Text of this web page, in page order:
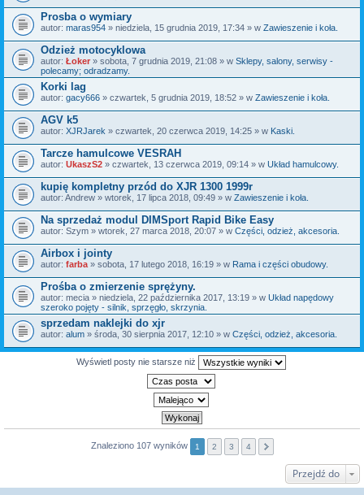
Prosba o wymiary
autor: maras954 » niedziela, 15 grudnia 2019, 17:34 » w Zawieszenie i koła.
Odzież motocyklowa
autor: Łoker » sobota, 7 grudnia 2019, 21:08 » w Sklepy, salony, serwisy -
polecamy; odradzamy.
Korki lag
autor: gacy666 » czwartek, 5 grudnia 2019, 18:52 » w Zawieszenie i koła.
AGV k5
autor: XJRJarek » czwartek, 20 czerwca 2019, 14:25 » w Kaski.
Tarcze hamulcowe VESRAH
autor: UkaszS2 » czwartek, 13 czerwca 2019, 09:14 » w Układ hamulcowy.
kupię kompletny przód do XJR 1300 1999r
autor: Andrew » wtorek, 17 lipca 2018, 09:49 » w Zawieszenie i koła.
Na sprzedaż modul DIMSport Rapid Bike Easy
autor: Szym » wtorek, 27 marca 2018, 20:07 » w Części, odzież, akcesoria.
Airbox i jointy
autor: farba » sobota, 17 lutego 2018, 16:19 » w Rama i części obudowy.
Prośba o zmierzenie sprężyny.
autor: mecia » niedziela, 22 października 2017, 13:19 » w Układ napędowy
szeroko pojęty - silnik, sprzęgło, skrzynia.
sprzedam naklejki do xjr
autor: alum » środa, 30 sierpnia 2017, 12:10 » w Części, odzież, akcesoria.
Wyświetl posty nie starsze niż
Znaleziono 107 wyników 1 2 3 4
Przejdź do